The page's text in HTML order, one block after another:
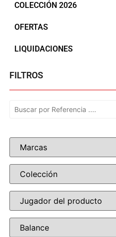
COLECCIÓN 2026
OFERTAS
LIQUIDACIONES
FILTROS